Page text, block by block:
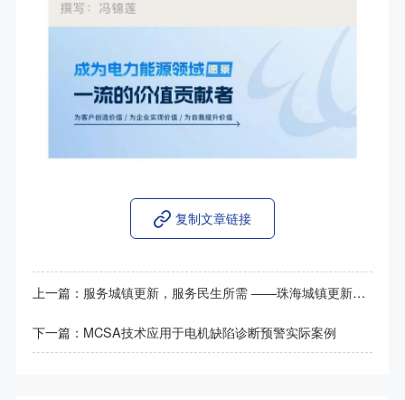
复制文章链接
上一篇： 服务城镇更新，服务民生所需 ——珠海城镇更新行动中的配网升级
下一篇： MCSA技术应用于电机缺陷诊断预警实际案例